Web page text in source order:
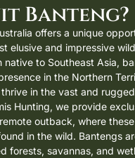
Banteng?
offers a unique
elusive and impressive
native to Southeast Asia,
in the Northern
in the vast and
Hunting, we provide
outback, where
in the wild. Bantengs
forests, savannas, and